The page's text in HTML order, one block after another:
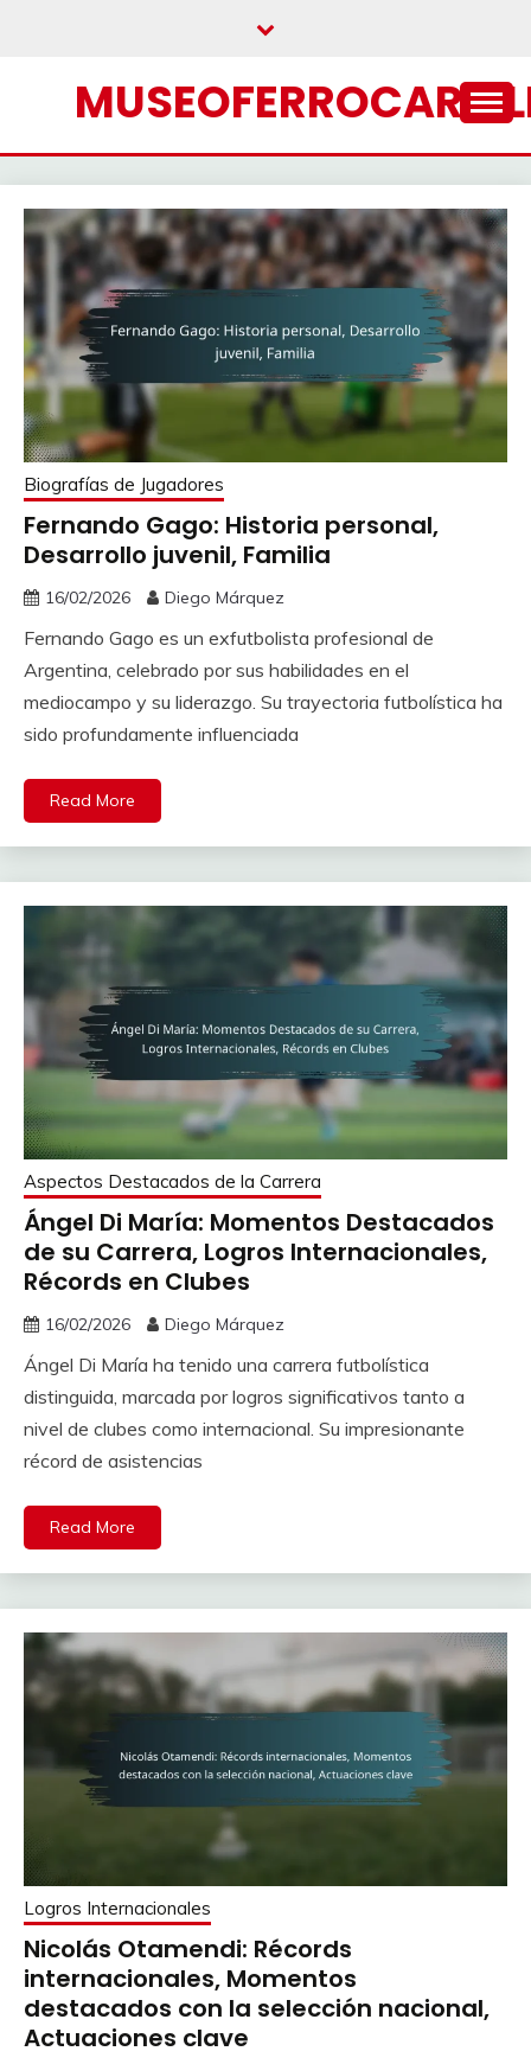
Biografías de Jugadores
Fernando Gago: Historia personal,
Desarrollo juvenil, Familia
16/02/2026 Diego Márquez
Fernando Gago es un exfutbolista profesional de
Argentina, celebrado por sus habilidades en el
mediocampo y su liderazgo. Su trayectoria futbolística ha
sido profundamente influenciada
Read More
Aspectos Destacados de la Carrera
Ángel Di María: Momentos Destacados
de su Carrera, Logros Internacionales,
Récords en Clubes
16/02/2026 Diego Márquez
Ángel Di María ha tenido una carrera futbolística
distinguida, marcada por logros significativos tanto a
nivel de clubes como internacional. Su impresionante
récord de asistencias
Read More
Logros Internacionales
Nicolás Otamendi: Récords
internacionales, Momentos
destacados con la selección nacional,
Actuaciones clave